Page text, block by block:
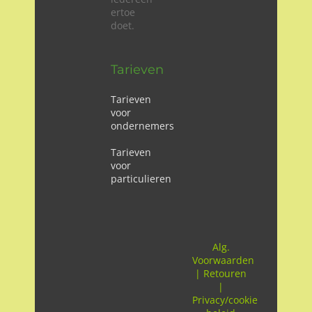
ertoe
doet.
Tarieven
Tarieven
voor
ondernemers
Tarieven
voor
particulieren
Alg.
Voorwaarden
| Retouren
|
Privacy/cookie